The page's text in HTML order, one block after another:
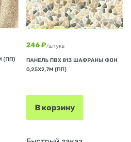
(ПП)
246 ₽/штука
ПАНЕЛЬ ПВХ 813 ШАФРАНЫ ФОН
0,25Х2,7М (ПП)
В корзину